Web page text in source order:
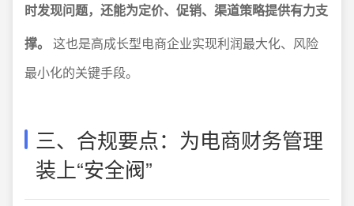
时发现问题，还能为定价、促销、渠道策略提供有力支
撑。
这也是高成长型电商企业实现利润最大化、风险
最小化的关键手段。
三、合规要点：为电商财务管理
装上“安全阀”